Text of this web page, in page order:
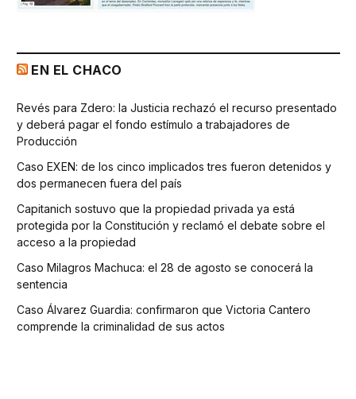
EN EL CHACO
Revés para Zdero: la Justicia rechazó el recurso presentado
y deberá pagar el fondo estímulo a trabajadores de
Producción
Caso EXEN: de los cinco implicados tres fueron detenidos y
dos permanecen fuera del país
Capitanich sostuvo que la propiedad privada ya está
protegida por la Constitución y reclamó el debate sobre el
acceso a la propiedad
Caso Milagros Machuca: el 28 de agosto se conocerá la
sentencia
Caso Álvarez Guardia: confirmaron que Victoria Cantero
comprende la criminalidad de sus actos